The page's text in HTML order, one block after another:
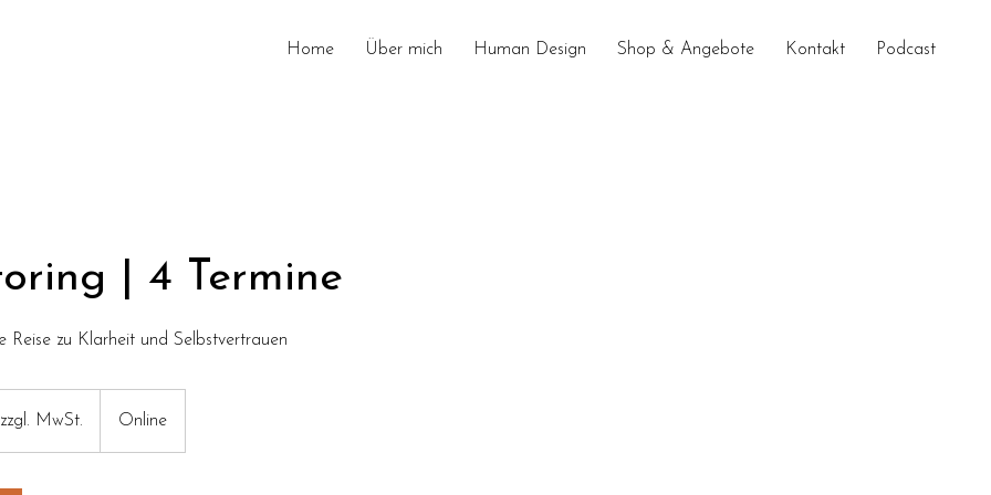
Home Über mich Human Design Shop & Angebote Kontakt Podcast
| 4 Termine
Reise zu Klarheit und Selbstvertrauen
zzgl. MwSt. Online